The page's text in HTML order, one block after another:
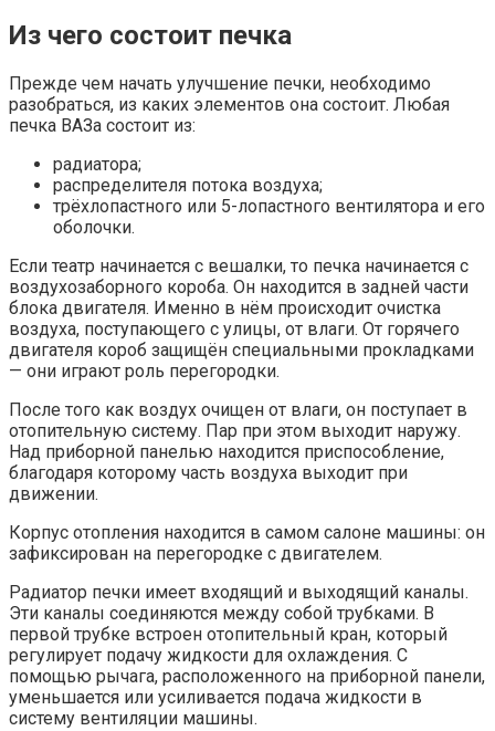
Из чего состоит печка
Прежде чем начать улучшение печки, необходимо
разобраться, из каких элементов она состоит. Любая
печка ВАЗа состоит из:
радиатора;
распределителя потока воздуха;
трёхлопастного или 5-лопастного вентилятора и его
оболочки.
Если театр начинается с вешалки, то печка начинается с
воздухозаборного короба. Он находится в задней части
блока двигателя. Именно в нём происходит очистка
воздуха, поступающего с улицы, от влаги. От горячего
двигателя короб защищён специальными прокладками
— они играют роль перегородки.
После того как воздух очищен от влаги, он поступает в
отопительную систему. Пар при этом выходит наружу.
Над приборной панелью находится приспособление,
благодаря которому часть воздуха выходит при
движении.
Корпус отопления находится в самом салоне машины: он
зафиксирован на перегородке с двигателем.
Радиатор печки имеет входящий и выходящий каналы.
Эти каналы соединяются между собой трубками. В
первой трубке встроен отопительный кран, который
регулирует подачу жидкости для охлаждения. С
помощью рычага, расположенного на приборной панели,
уменьшается или усиливается подача жидкости в
систему вентиляции машины.